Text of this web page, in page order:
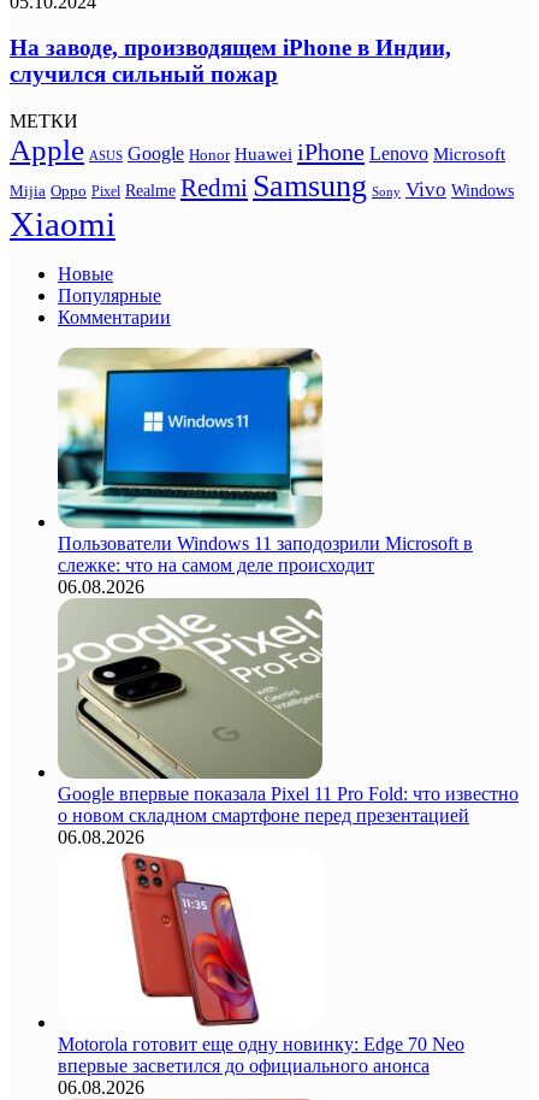
На заводе, производящем iPhone в Индии,
случился сильный пожар
МЕТКИ
Apple ASUS Google Honor Huawei iPhone Lenovo Microsoft
Mijia Oppo Pixel Realme Redmi Samsung Sony Vivo Windows
Xiaomi
Новые
Популярные
Комментарии
Пользователи Windows 11 заподозрили Microsoft в
слежке: что на самом деле происходит
06.08.2026
Google впервые показала Pixel 11 Pro Fold: что известно
о новом складном смартфоне перед презентацией
06.08.2026
Motorola готовит еще одну новинку: Edge 70 Neo
впервые засветился до официального анонса
06.08.2026